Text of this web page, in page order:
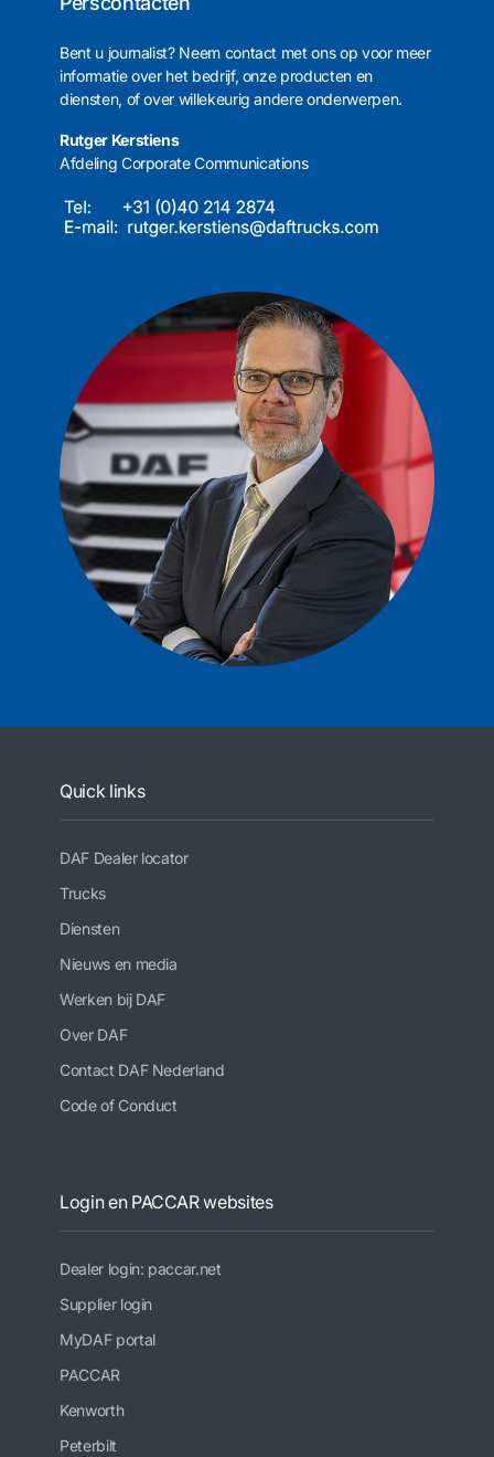
Bent u journalist? Neem contact met ons op voor meer
informatie over het bedrijf, onze producten en
diensten, of over willekeurig andere onderwerpen.
Rutger Kerstiens
Afdeling Corporate Communications
Quick links
DAF Dealer locator
Trucks
Diensten
Nieuws en media
Werken bij DAF
Over DAF
Contact DAF Nederland
Code of Conduct
Login en PACCAR websites
Dealer login: paccar.net
Supplier login
MyDAF portal
PACCAR
Kenworth
Peterbilt